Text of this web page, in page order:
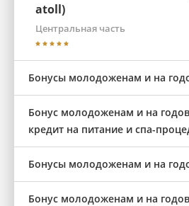
atoll)
Центральная часть
Бонусы молодоженам и на
Бонус молодоженам и на
кредит на питание и спа-
Бонусы молодоженам и на
Бонус молодоженам и на